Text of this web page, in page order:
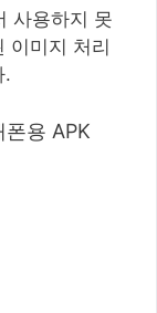
사용하지 못
이미지 처리
.
용 APK